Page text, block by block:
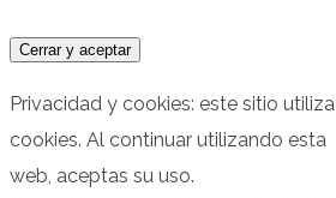
Privacidad y cookies: este sitio utiliza
cookies. Al continuar utilizando esta
web, aceptas su uso.